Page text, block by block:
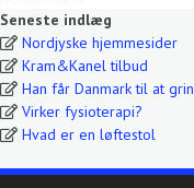
Seneste indlæg
Nordjyske hjemmesider
Kram&Kanel tilbud
Han får Danmark til at
Virker fysioterapi?
Hvad er en løftestol